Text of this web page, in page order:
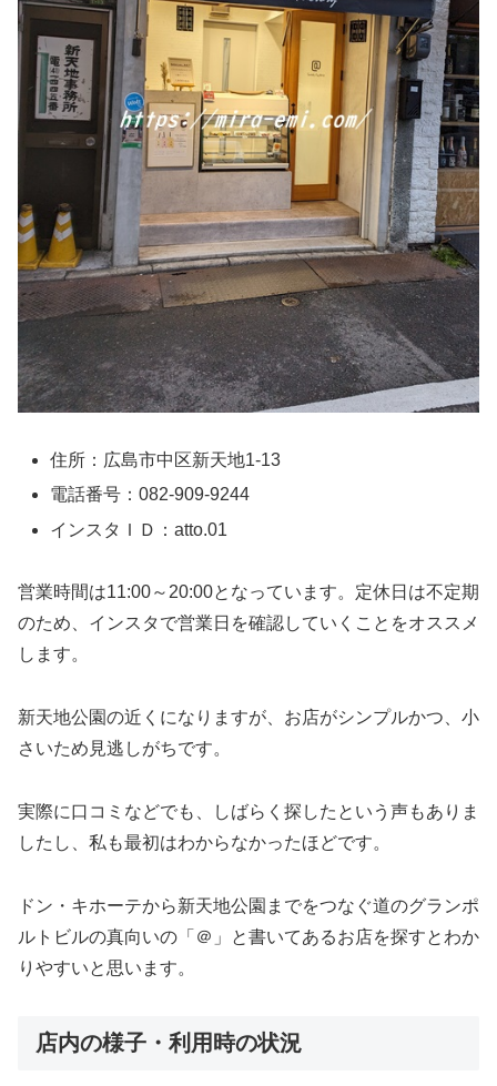
住所：広島市中区新天地1-13
電話番号：082-909-9244
インスタＩＤ：atto.01
営業時間は11:00～20:00となっています。 定休日は不定期
のため、 インスタで営業日を確認していくことをオススメ
します。
新天地公園の近くになりますが、 お店がシンプルかつ、小
さいため見逃しがちです。
実際に口コミなどでも、しばらく探したという声もありま
したし、 私も最初はわからなかったほどです。
ドン・キホーテから新天地公園までをつなぐ道のグランポ
ルトビルの真向いの「＠」と書いてあるお店を探すとわか
りやすいと思います。
店内の様子・利用時の状況